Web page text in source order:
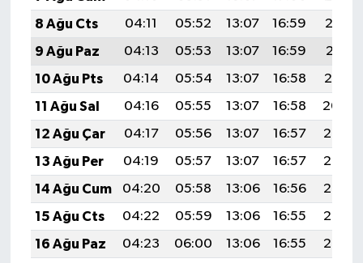
8 Ağu Cts
04:11 05:52 13:07 16:59
20:13
9 Ağu Paz
04:13 05:53 13:07 16:59
20:11
10 Ağu Pts
04:14 05:54 13:07 16:58
20:10
11 Ağu Sal
04:16 05:55 13:07 16:58
20:09
12 Ağu Çar
04:17 05:56 13:07 16:57
20:08
13 Ağu Per
04:19 05:57 13:07 16:57
20:06
14 Ağu Cum
04:20 05:58 13:06 16:56
20:05
15 Ağu Cts
04:22 05:59 13:06 16:55
20:03
16 Ağu Paz
04:23 06:00 13:06 16:55
20:02